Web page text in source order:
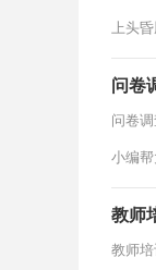
上头
问卷
问卷
小编
教师
教师